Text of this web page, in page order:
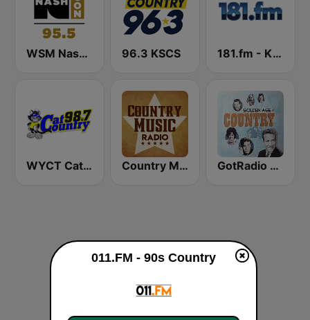
WSM Nash Icon 95.5 FM 96.3 KSCS 181.fm - Kickin' Country
WYCT Cat Country 98.7 Country Music Radio - Classic Country GotRadio - Classic Country
011.FM - 90s Country